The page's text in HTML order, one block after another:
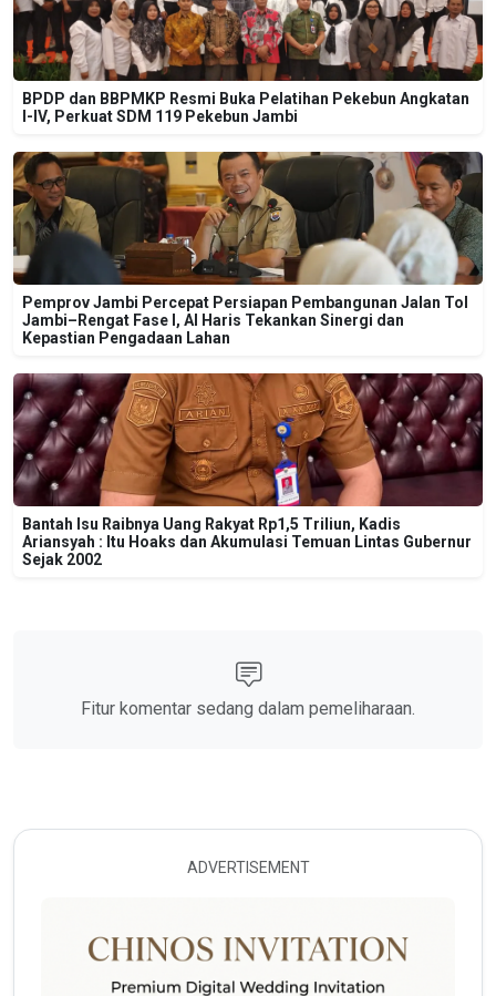
BPDP dan BBPMKP Resmi Buka Pelatihan Pekebun Angkatan
I-IV, Perkuat SDM 119 Pekebun Jambi
Pemprov Jambi Percepat Persiapan Pembangunan Jalan Tol
Jambi–Rengat Fase I, Al Haris Tekankan Sinergi dan
Kepastian Pengadaan Lahan
Bantah Isu Raibnya Uang Rakyat Rp1,5 Triliun, Kadis
Ariansyah : Itu Hoaks dan Akumulasi Temuan Lintas Gubernur
Sejak 2002
Fitur komentar sedang dalam pemeliharaan.
ADVERTISEMENT